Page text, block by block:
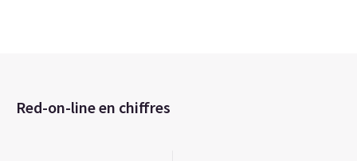
Red-on-line en chiffres